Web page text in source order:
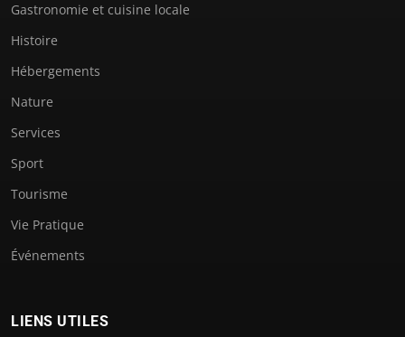
Gastronomie et cuisine locale
Histoire
Hébergements
Nature
Services
Sport
Tourisme
Vie Pratique
Événements
LIENS UTILES